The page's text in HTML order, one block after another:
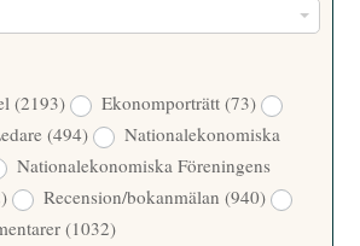
(2193) Ekonomporträtt(73)
(494)
Nationalekonomiska
Nationalekonomiska Föreningens
Recension/bokanmälan(940)
(1032)